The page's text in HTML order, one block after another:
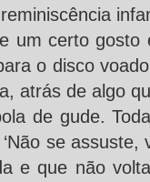
um certo gosto
o disco
atrás de algo
de gude.
se assuste,
e que não